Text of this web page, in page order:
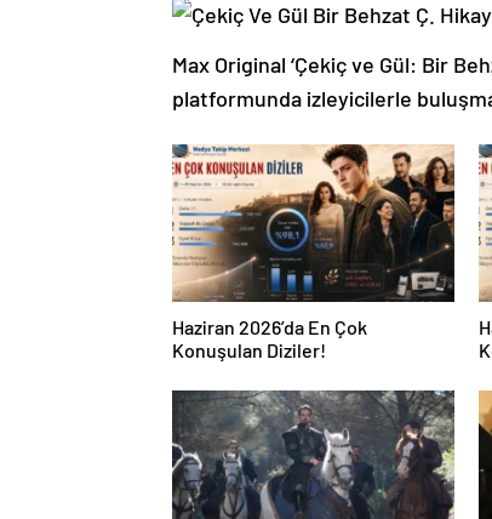
Max Original ‘Çekiç ve Gül: Bir
platformunda izleyicilerle
Haziran 2026’da En Çok
Konuşulan Diziler!